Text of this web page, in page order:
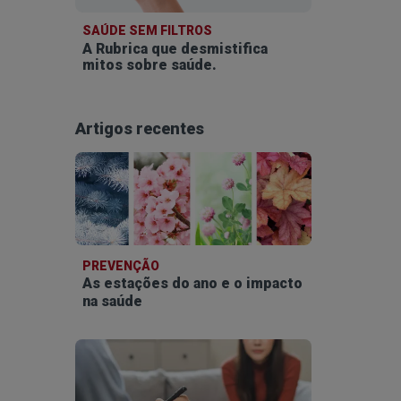
SAÚDE SEM FILTROS
A Rubrica que desmistifica
mitos sobre saúde.
Artigos recentes
PREVENÇÃO
As estações do ano e o impacto
na saúde